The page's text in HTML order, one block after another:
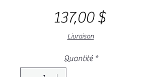
137,00 $Prix
Livraison
Quantité *